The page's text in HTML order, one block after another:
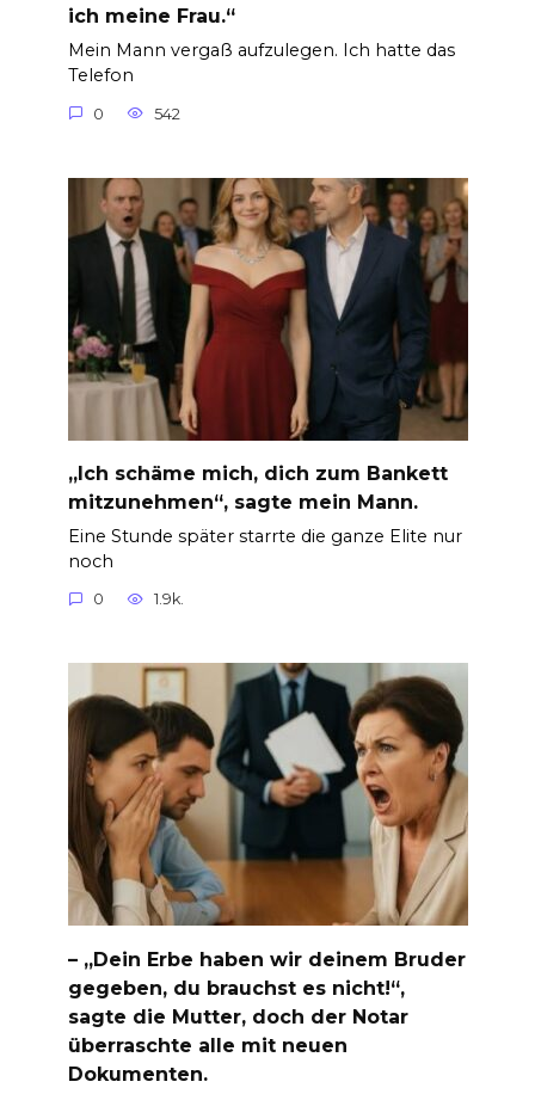
ich meine Frau.“
Mein Mann vergaß aufzulegen. Ich hatte das
Telefon
0 542
„Ich schäme mich, dich zum Bankett
mitzunehmen“, sagte mein Mann.
Eine Stunde später starrte die ganze Elite nur
noch
0 1.9k.
– „Dein Erbe haben wir deinem Bruder
gegeben, du brauchst es nicht!“,
sagte die Mutter, doch der Notar
überraschte alle mit neuen
Dokumenten.